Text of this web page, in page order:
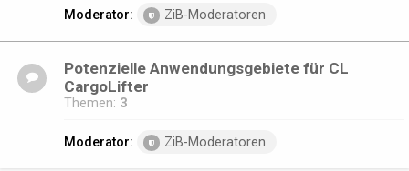
Moderator: ZiB-Moderatoren
Potenzielle Anwendungsgebiete für CL
CargoLifter
Themen: 3
Moderator: ZiB-Moderatoren